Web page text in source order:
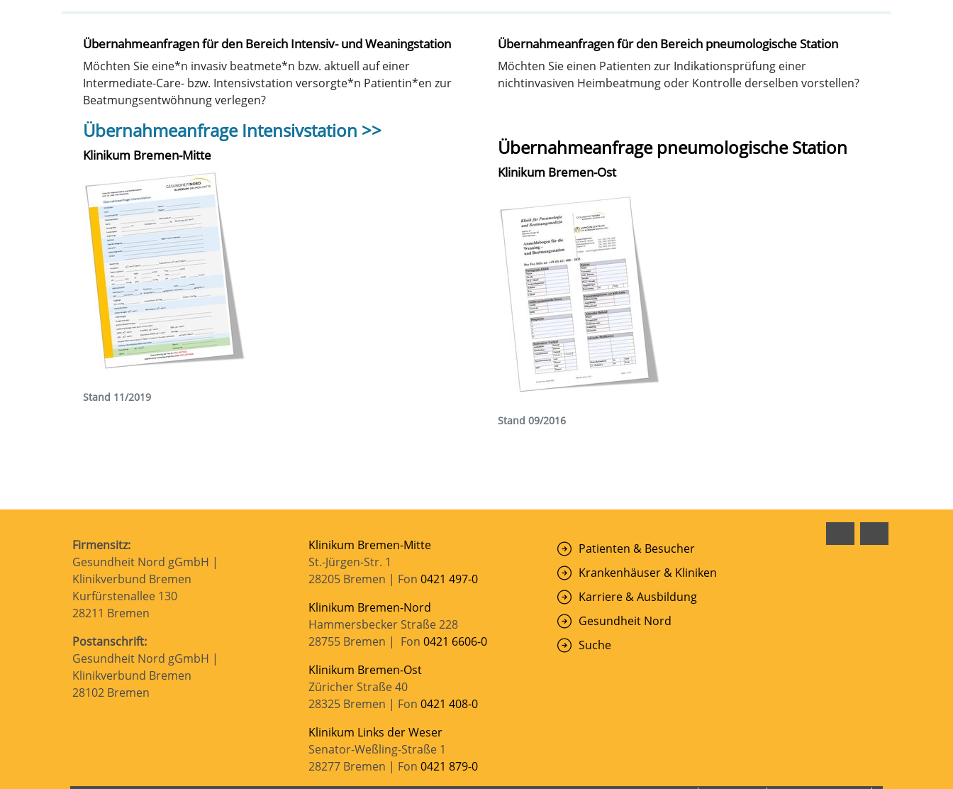
Übernahmeanfragen für den Bereich Intensiv- und Weaningstation
Möchten Sie eine*n invasiv beatmete*n bzw. aktuell auf einer
Intermediate-Care- bzw. Intensivstation versorgte*n Patientin*en zur
Beatmungsentwöhnung verlegen?
Übernahmeanfrage Intensivstation >>
Klinikum Bremen-Mitte
Stand 11/2019
Übernahmeanfragen für den Bereich pneumologische Station
Möchten Sie einen Patienten zur Indikationsprüfung einer
nichtinvasiven Heimbeatmung oder Kontrolle derselben vorstellen?
Übernahmeanfrage pneumologische Station
Klinikum Bremen-Ost
Stand 09/2016
Firmensitz:
Gesundheit Nord gGmbH |
Klinikverbund Bremen
Kurfürstenallee 130
28211 Bremen
Postanschrift:
Gesundheit Nord gGmbH |
Klinikverbund Bremen
28102 Bremen
Klinikum Bremen-Mitte
St.-Jürgen-Str. 1
28205 Bremen | Fon0421 497-0
Klinikum Bremen-Nord
Hammersbecker Straße 228
28755 Bremen | Fon0421 6606-0
Klinikum Bremen-Ost
Züricher Straße 40
28325 Bremen | Fon0421 408-0
Klinikum Links der Weser
Senator-Weßling-Straße 1
28277 Bremen | Fon0421 879-0
Patienten & Besucher
Krankenhäuser & Kliniken
Karriere & Ausbildung
Gesundheit Nord
Suche